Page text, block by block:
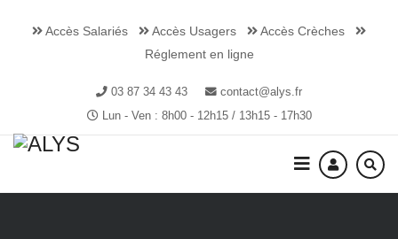
Accès Salariés Accès Usagers
Accès Crèches
Réglement en ligne
03 87 34 43 43
contact@alys.fr
Lun - Ven : 8h00 - 12h15 / 13h15 - 17h30